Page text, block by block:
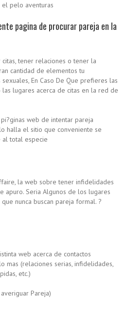
el pelo aventuras
pagina de procurar pareja en la
tener relaciones o tener la
cantidad de elementos tu
En Caso De Que prefieres las
lugares acerca de citas en la red de
web de intentar pareja
halla el sitio que conveniente se
al total especie
la web sobre tener infidelidades
apuro. Seri­a Algunos de los lugares
nunca buscan pareja formal. ?
web acerca de contactos
mas (relaciones serias, infidelidades,
etc.)
Pareja)